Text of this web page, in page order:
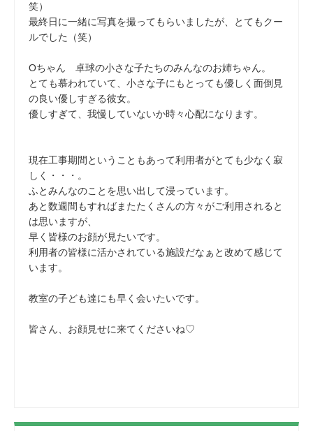
笑）
最終日に一緒に写真を撮ってもらいましたが、とてもクー
ルでした（笑）
Oちゃん 卓球の小さな子たちのみんなのお姉ちゃん。
とても慕われていて、小さな子にもとっても優しく面倒見
の良い優しすぎる彼女。
優しすぎて、我慢していないか時々心配になります。
現在工事期間ということもあって利用者がとても少なく寂
しく・・・。
ふとみんなのことを思い出して浸っています。
あと数週間もすればまたたくさんの方々がご利用されると
は思いますが、
早く皆様のお顔が見たいです。
利用者の皆様に活かされている施設だなぁと改めて感じて
います。
教室の子ども達にも早く会いたいです。
皆さん、お顔見せに来てくださいね♡